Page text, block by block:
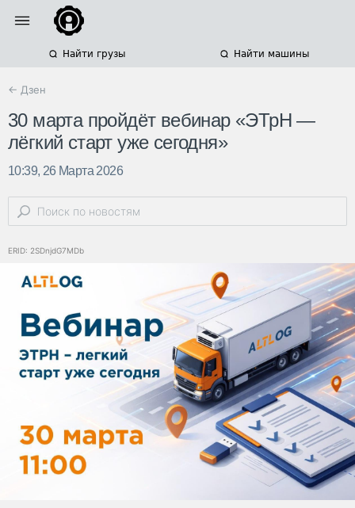
Найти грузы Найти машины
← Дзен
30 марта пройдёт вебинар «ЭТрН —
лёгкий старт уже сегодня»
10:39, 26 Марта 2026
ERID: 2SDnjdG7MDb